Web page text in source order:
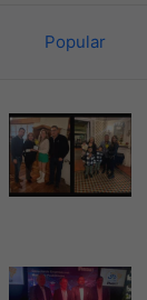
Popular